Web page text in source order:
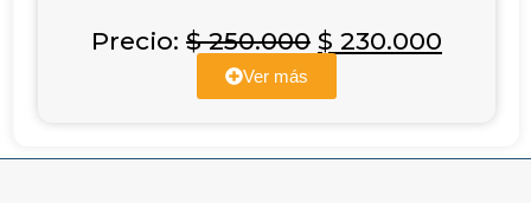
Precio: $250.000 $ 230.000
Ver más